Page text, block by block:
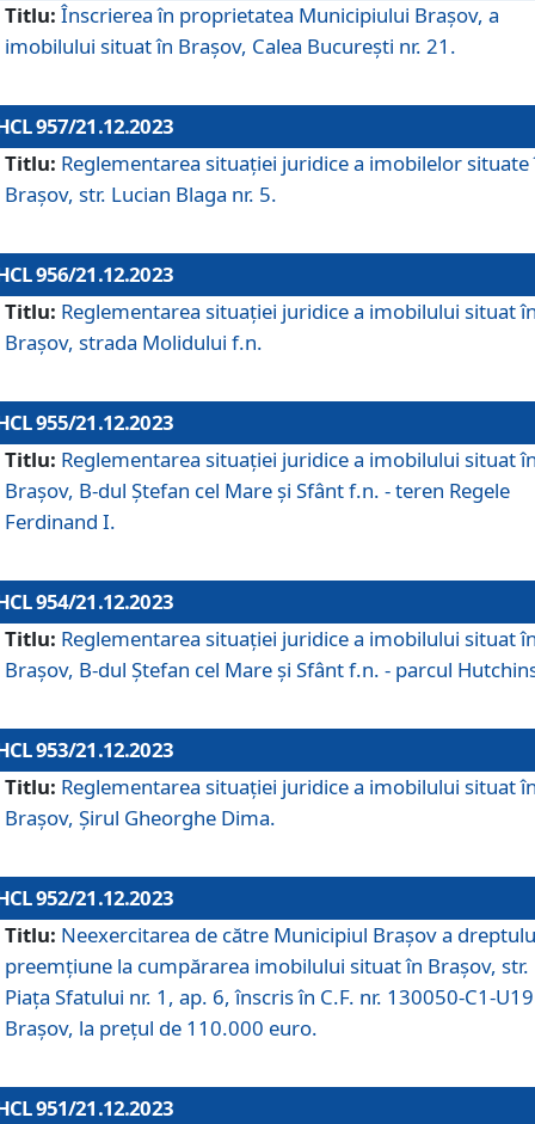
Titlu: Înscrierea în proprietatea Municipiului Brașov, a
imobilului situat în Brașov, Calea București nr. 21.
957/21.12.2023
Titlu: Reglementarea situației juridice a imobilelor situate
Brașov, str. Lucian Blaga nr. 5.
956/21.12.2023
Titlu: Reglementarea situației juridice a imobilului situat
Brașov, strada Molidului f.n.
955/21.12.2023
Titlu: Reglementarea situației juridice a imobilului situat
Brașov, B-dul Ștefan cel Mare și Sfânt f.n. - teren Regele
Ferdinand I.
954/21.12.2023
Titlu: Reglementarea situației juridice a imobilului situat
Brașov, B-dul Ștefan cel Mare și Sfânt f.n. - parcul
953/21.12.2023
Titlu: Reglementarea situației juridice a imobilului situat
Brașov, Șirul Gheorghe Dima.
952/21.12.2023
Titlu: Neexercitarea de către Municipiul Brașov a
preemțiune la cumpărarea imobilului situat în Brașov, str.
Piața Sfatului nr. 1, ap. 6, înscris în C.F. nr. 130050-C1-U19
Brașov, la prețul de 110.000 euro.
951/21.12.2023